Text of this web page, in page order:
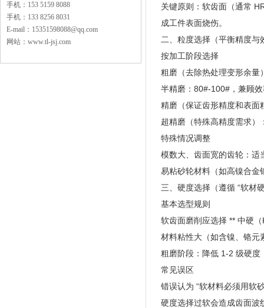
手机：153 5159 8088
手机：133 8256 8031
E-mail：15351598088@qq.com
网站：www.tl-jsj.com
关键原则：软齿面（通常
成工件表面烧伤。
二、粒度选择（平衡精度与
按加工阶段选择
粗磨（去除热处理变形余量
半精磨：80#-100#，兼顾
精磨（保证齿形精度和表
超精磨（特殊高精度需求
特殊情况调整
模数大、齿面宽的齿轮：适
易粘砂轮材料（如高镍合金
三、硬度选择（遵循 “软材
基本选型规则
软齿面磨削应选择 ** 中硬
材料粘性大（如含镍、铬元
粗磨阶段：降低 1-2 级硬度
常见误区
错误认为 “软材料必须用软
硬度选择过软会造成齿面波